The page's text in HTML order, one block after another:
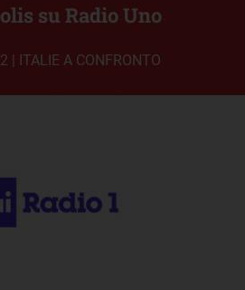
su Radio Uno
| ITALIE A CONFRONTO